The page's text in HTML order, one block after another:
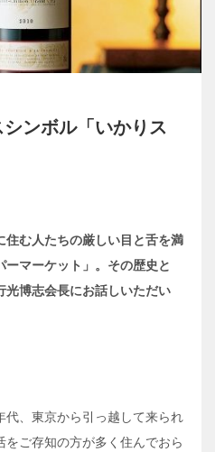
ンボル「いかりス
住む人たちの厳しい目と舌を満
マーケット」。その歴史と
光博志会長にお話しいただい
、東京から引っ越して来られ
ご存知の方が多く住んでおら